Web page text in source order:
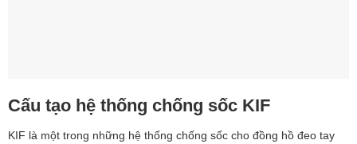
Cấu tạo hệ thống chống sốc KIF
KIF là một trong những hệ thống chống sốc cho đồng hồ đeo tay